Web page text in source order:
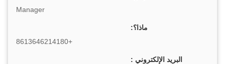
Manager
ماذا؟:
+8613646214180
البريد الإلكتروني :